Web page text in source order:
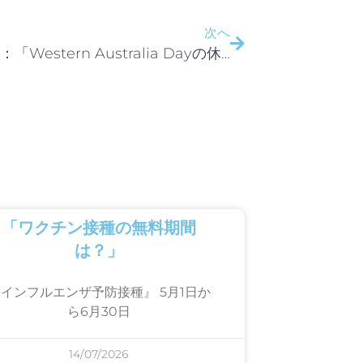
次へ
お知らせ：「Western Australia Dayの休診」
「ワクチン接種の無料期間
は？」
ンフルエンザ予防接種』 5月1日か
ら6月30日
14/07/2026